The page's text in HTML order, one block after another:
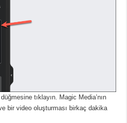
tıklayın. Magic Media’nın
bir video oluşturması birkaç dakika